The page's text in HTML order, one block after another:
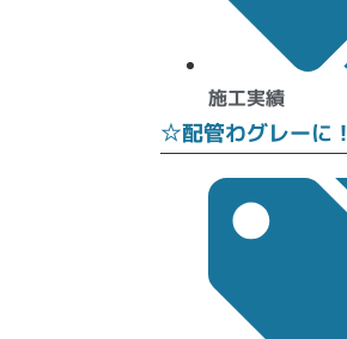
施工実績
☆配管わグレーに！